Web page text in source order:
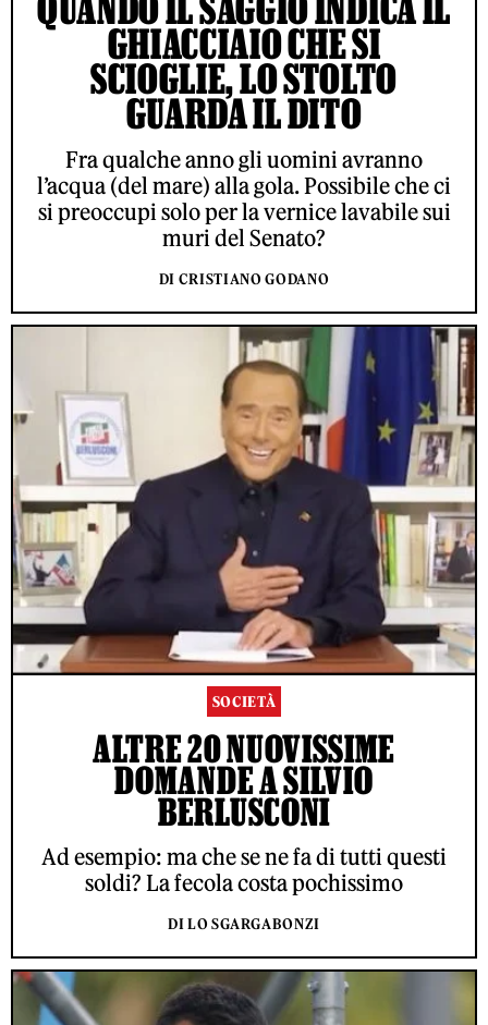
GHIACCIAIO CHE SI
SCIOGLIE, LO STOLTO
GUARDA IL DITO
Fra qualche anno gli uomini avranno
l’acqua (del mare) alla gola. Possibile che ci
si preoccupi solo per la vernice lavabile sui
muri del Senato?
DI CRISTIANO GODANO
SOCIETÀ
ALTRE 20 NUOVISSIME
DOMANDE A SILVIO
BERLUSCONI
Ad esempio: ma che se ne fa di tutti questi
soldi? La fecola costa pochissimo
DI LO SGARGABONZI